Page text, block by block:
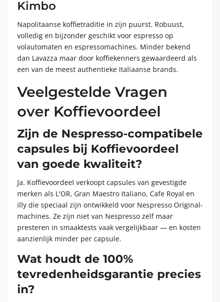
Kimbo
Napolitaanse koffietraditie in zijn puurst. Robuust,
volledig en bijzonder geschikt voor espresso op
volautomaten en espressomachines. Minder bekend
dan Lavazza maar door koffiekenners gewaardeerd als
een van de meest authentieke Italiaanse brands.
Veelgestelde Vragen
over Koffievoordeel
Zijn de Nespresso-compatibele
capsules bij Koffievoordeel
van goede kwaliteit?
Ja. Koffievoordeel verkoopt capsules van gevestigde
merken als L'OR, Gran Maestro Italiano, Cafe Royal en
illy die speciaal zijn ontwikkeld voor Nespresso Original-
machines. Ze zijn niet van Nespresso zelf maar
presteren in smaaktests vaak vergelijkbaar — en kosten
aanzienlijk minder per capsule.
Wat houdt de 100%
tevredenheidsgarantie precies
in?